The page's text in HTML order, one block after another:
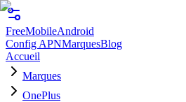
FreeMobileAndroid
Config APNMarquesBlog
Accueil
Marques
OnePlus